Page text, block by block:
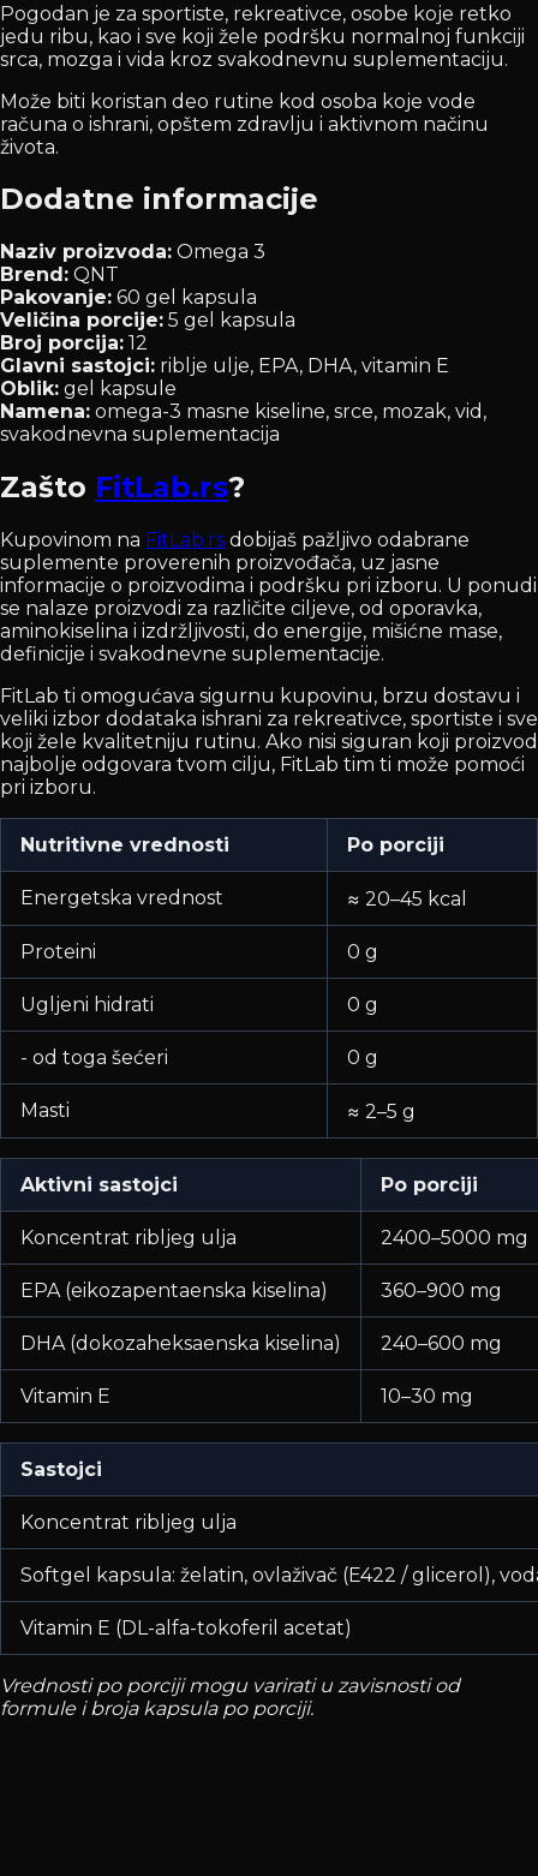
Pogodan je za sportiste, rekreativce, osobe koje retko
jedu ribu, kao i sve koji žele podršku normalnoj funkciji
srca, mozga i vida kroz svakodnevnu suplementaciju.
Može biti koristan deo rutine kod osoba koje vode
računa o ishrani, opštem zdravlju i aktivnom načinu
života.
Dodatne informacije
Naziv proizvoda: Omega 3
Brend: QNT
Pakovanje: 60 gel kapsula
Veličina porcije: 5 gel kapsula
Broj porcija: 12
Glavni sastojci: riblje ulje, EPA, DHA, vitamin E
Oblik: gel kapsule
Namena: omega-3 masne kiseline, srce, mozak, vid,
svakodnevna suplementacija
Zašto FitLab.rs?
Kupovinom na FitLab.rs dobijaš pažljivo odabrane
suplemente proverenih proizvođača, uz jasne
informacije o proizvodima i podršku pri izboru. U ponudi
se nalaze proizvodi za različite ciljeve, od oporavka,
aminokiselina i izdržljivosti, do energije, mišićne mase,
definicije i svakodnevne suplementacije.
FitLab ti omogućava sigurnu kupovinu, brzu dostavu i
veliki izbor dodataka ishrani za rekreativce, sportiste i sve
koji žele kvalitetniju rutinu. Ako nisi siguran koji proizvod
najbolje odgovara tvom cilju, FitLab tim ti može pomoći
pri izboru.
Nutritivne vrednosti Po porciji
Energetska vrednost ≈ 20–45 kcal
Proteini 0 g
Ugljeni hidrati 0 g
- od toga šećeri 0 g
Masti ≈ 2–5 g
Aktivni sastojci Po porciji
Koncentrat ribljeg ulja 2400–5000 mg
EPA (eikozapentaenska kiselina) 360–900 mg
DHA (dokozaheksaenska kiselina) 240–600 mg
Vitamin E 10–30 mg
Sastojci
Koncentrat ribljeg ulja
Softgel kapsula: želatin, ovlaživač (E422 / glicerol),
Vitamin E (DL-alfa-tokoferil acetat)
Vrednosti po porciji mogu varirati u zavisnosti od
formule i broja kapsula po porciji.